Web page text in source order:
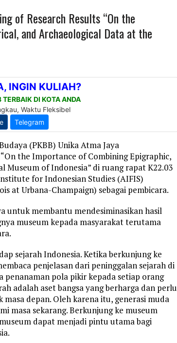
of Research Results “On the
and Archaeological Data at the
(PKBB) Unika Atma Jaya
the Importance of Combining Epigraphic,
of Indonesia” di ruang rapat K22.03
for Indonesian Studies (AIFIS)
at Urbana-Champaign) sebagai pembicara.
untuk membantu mendesiminasikan hasil
museum kepada masyarakat terutama
sejarah Indonesia. Ketika berkunjung ke
penjelasan dari peninggalan sejarah di
penanaman pola pikir kepada setiap orang
adalah aset bangsa yang berharga dan perlu
depan. Oleh karena itu, generasi muda
masa sekarang. Berkunjung ke museum
dapat menjadi pintu utama bagi